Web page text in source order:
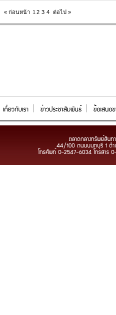
« ก่อนหน้า 1 2 3 4 ต่อไป »